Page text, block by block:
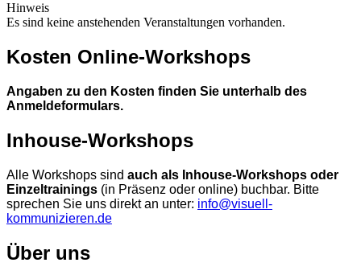
Hinweis
Es sind keine anstehenden Veranstaltungen vorhanden.
Kosten Online-Workshops
Angaben zu den Kosten finden Sie unterhalb des
Anmeldeformulars.
Inhouse-Workshops
Alle Workshops sind auch als Inhouse-Workshops oder
Einzeltrainings (in Präsenz oder online) buchbar. Bitte
sprechen Sie uns direkt an unter: info@visuell-
kommunizieren.de
Über uns